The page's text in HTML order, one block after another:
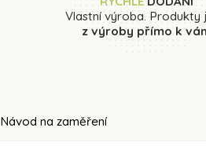
Vlastní výroba. Produkty
z výroby přímo k
Návod na zaměření